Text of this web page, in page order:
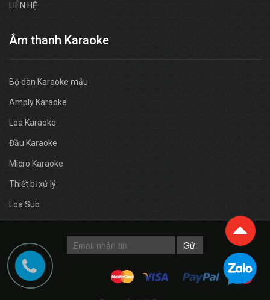
LIÊN HỆ
Âm thanh Karaoke
Bộ dàn Karaoke mẫu
Amply Karaoke
Loa Karaoke
Đầu Karaoke
Micro Karaoke
Thiết bị xử lý
Loa Sub
Gửi